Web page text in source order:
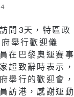
問3天，特區政
舉行歡迎儀
在巴黎奧運賽事
超致辭時表示，
舉行的歡迎會，
訪港，感謝運動